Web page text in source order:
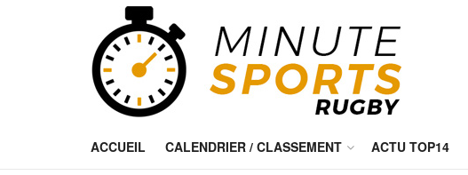
ACCUEIL CALENDRIER / CLASSEMENT ACTU TOP14